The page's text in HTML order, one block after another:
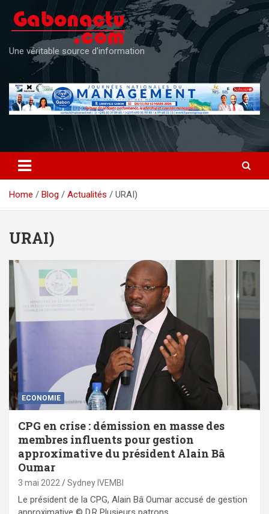
content
Une véritable source d'information
Home Blog Actualités URAI)
URAI)
ECONOMIE
CPG en crise : démission en masse des
membres influents pour gestion
approximative du président Alain Bâ
Oumar
3 mai 2022 Sydney IVEMBI
Le président de la CPG, Alain Bâ Oumar accusé de gestion